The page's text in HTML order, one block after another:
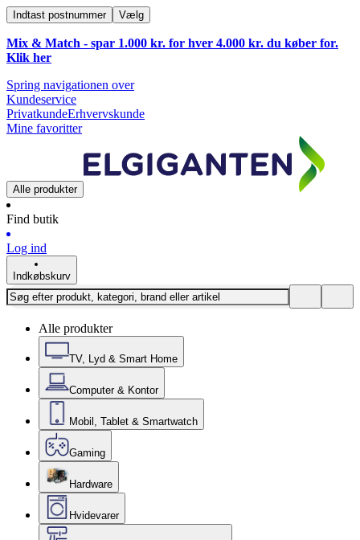
Indtast postnummer Vælg
Mix & Match - spar 1.000 kr. for hver 4.000 kr. du køber for.
Klik her
Spring navigationen over
Kundeservice
PrivatkundeErhvervskunde
Mine favoritter
Alle produkter
Find butik
Log ind
Indkøbskurv
Alle produkter
TV, Lyd & Smart Home
Computer & Kontor
Mobil, Tablet & Smartwatch
Gaming
Hardware
Hvidevarer